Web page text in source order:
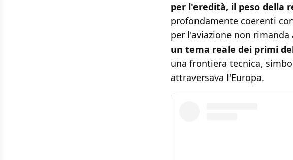
per l'eredità, il peso della
profondamente coerenti
per l'aviazione non
un tema reale dei primi
una frontiera tecnica,
attraversava l'Europa.